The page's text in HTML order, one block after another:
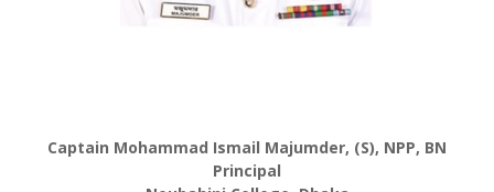
Captain Mohammad Ismail Majumder, (S), NPP, BN
Principal